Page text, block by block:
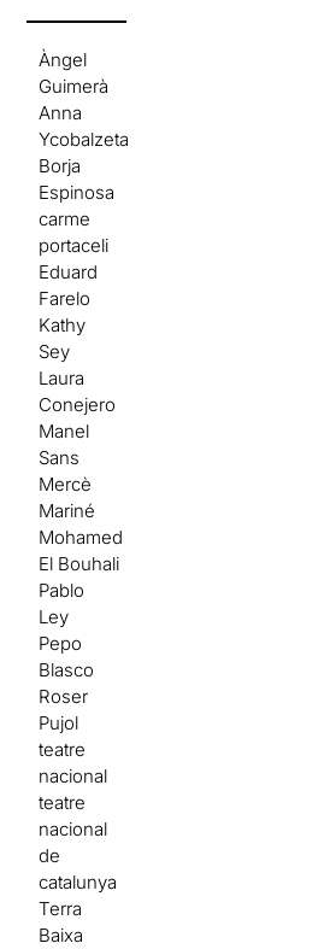
Àngel
Guimerà
Anna
Ycobalzeta
Borja
Espinosa
carme
portaceli
Eduard
Farelo
Kathy
Sey
Laura
Conejero
Manel
Sans
Mercè
Mariné
Mohamed
El Bouhali
Pablo
Ley
Pepo
Blasco
Roser
Pujol
teatre
nacional
teatre
nacional
de
catalunya
Terra
Baixa